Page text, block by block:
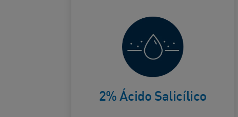
2% Ácido Salicílico
imperfecciones
y penetra en
los poros para
ayudar a
prevenir